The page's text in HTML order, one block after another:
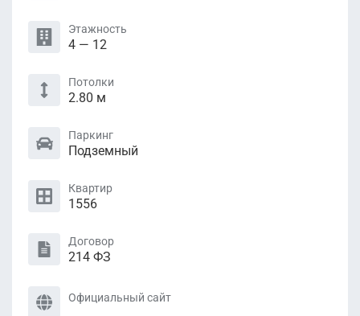
Этажность
4 — 12
Потолки
2.80 м
Паркинг
Подземный
Квартир
1556
Договор
214 ФЗ
Официальный сайт